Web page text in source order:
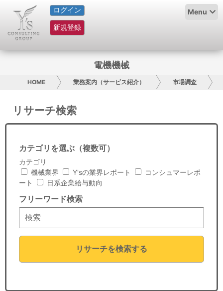
ログイン
新規登録
Menu
HOME
サービス紹介
グループ概要
採用情報
日本人にPR
コンサルティング
リサーチ
セミナー
電機機械
HOME 業務案内（サービス紹介） 市場調査
リサーチ検索
カテゴリを選ぶ（複数可）
カテゴリ
機械業界
Y'sの業界レポート
コンシュマーレポ
ート
日系企業給与動向
フリーワード検索
リサーチを検索する